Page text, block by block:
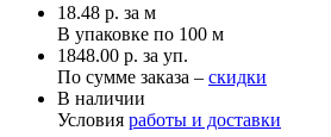
18.48 р. за м
В упаковке по 100 м
1848.00 р. за уп.
По сумме заказа – скидки
В наличии
Условия работы и доставки